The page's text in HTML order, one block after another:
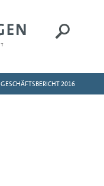
GESCHÄFTSBERICHT 2016